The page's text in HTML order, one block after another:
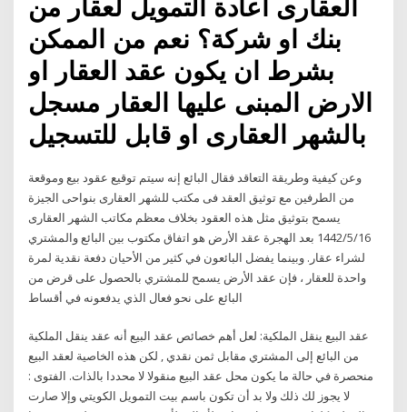
العقارى اعادة التمويل لعقار من
بنك او شركة؟ نعم من الممكن
بشرط ان يكون عقد العقار او
الارض المبنى عليها العقار مسجل
بالشهر العقارى او قابل للتسجيل
وعن كيفية وطريقة التعاقد فقال البائع إنه سيتم توقيع عقود بيع وموقعة
من الطرفين مع توثيق العقد فى مكتب للشهر العقارى بنواحى الجيزة
يسمح بتوثيق مثل هذه العقود بخلاف معظم مكاتب الشهر العقارى
16‏‏/5‏‏/1442 بعد الهجرة عقد الأرض هو اتفاق مكتوب بين البائع والمشتري
لشراء عقار. وبينما يفضل البائعون في كثير من الأحيان دفعة نقدية لمرة
واحدة للعقار ، فإن عقد الأرض يسمح للمشتري بالحصول على قرض من
البائع على نحو فعال الذي يدفعونه في أقساط
عقد البيع ينقل الملكية: لعل أهم خصائص عقد البيع أنه عقد ينقل الملكية
من البائع إلى المشتري مقابل ثمن نقدي , لكن هذه الخاصية لعقد البيع
منحصرة في حالة ما يكون محل عقد البيع منقولا لا محددا بالذات. الفتوى :
لا يجوز لك ذلك ولا بد أن تكون باسم بيت التمويل الكويتي وإلا صارت